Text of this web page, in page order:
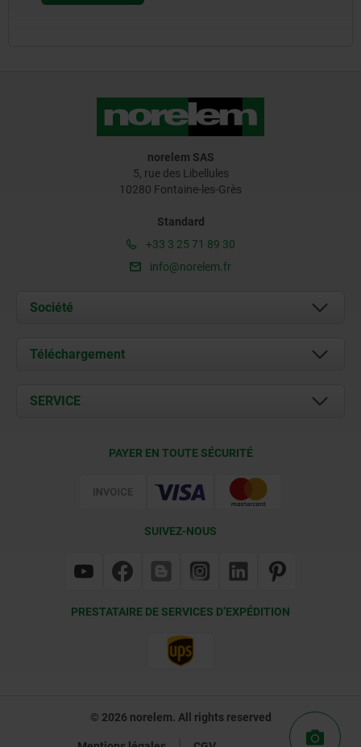
norelem SAS
5, rue des Libellules
10280 Fontaine-les-Grès
Standard
+33 3 25 71 89 30
info@norelem.fr
Société
À propos de nous
Contact
Téléchargement
Documents
SERVICE
PAYER EN TOUTE SÉCURITÉ
SUIVEZ-NOUS
PRESTATAIRE DE SERVICES D’EXPÉDITION
© 2026 norelem. All rights reserved